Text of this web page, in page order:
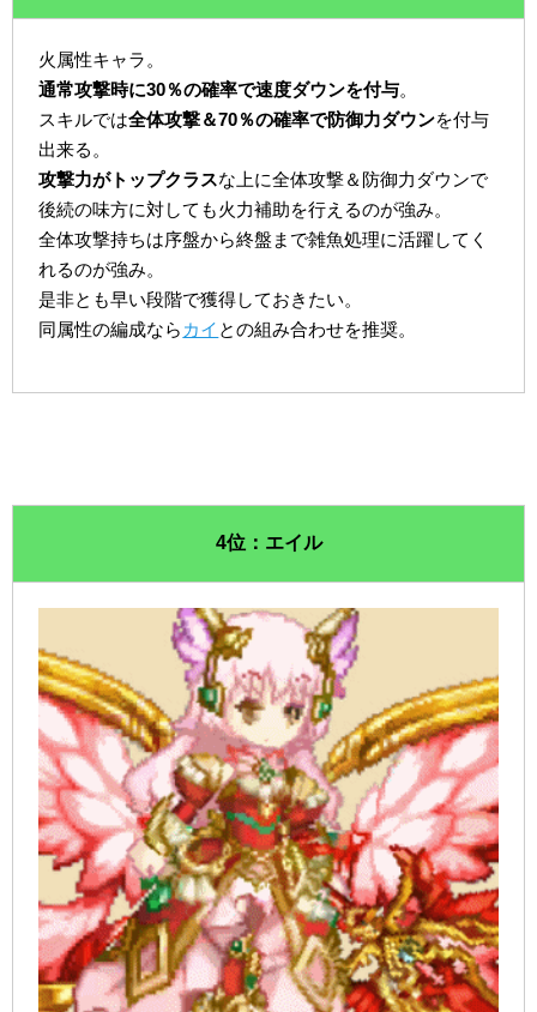
火属性キャラ。
通常攻撃時に30％の確率で速度ダウンを付与。
スキルでは全体攻撃＆70％の確率で防御力ダウンを付与
出来る。
攻撃力がトップクラスな上に全体攻撃＆防御力ダウンで
後続の味方に対しても火力補助を行えるのが強み。
全体攻撃持ちは序盤から終盤まで雑魚処理に活躍してく
れるのが強み。
是非とも早い段階で獲得しておきたい。
同属性の編成なら カイ との組み合わせを推奨。
4位：エイル